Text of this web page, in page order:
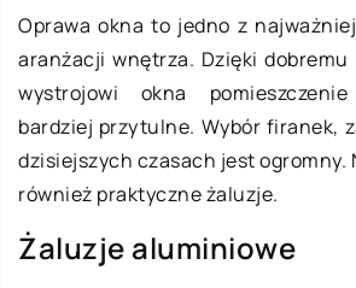
Oprawa okna to jedno z
aranżacji wnętrza. Dzięki
wystrojowi okna
bardziej przytulne. Wybór firanek,
dzisiejszych czasach jest ogromny.
również praktyczne żaluzje.
Żaluzje aluminiowe